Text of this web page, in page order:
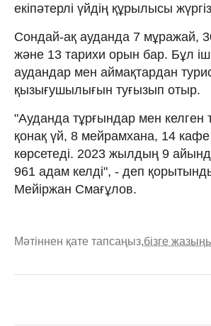
екіпәтерлі үйдің құрылысы
Сондай-ақ ауданда 7 мұражай,
және 13 тарихи орын бар. Бұл
аудандар мен аймақтардан
қызығушылығын туғызып отыр.
"Ауданда тұрғындар мен келген
қонақ үй, 8 мейрамхана, 14
көрсетеді. 2023 жылдың 9
961 адам келді", - деп
Мейіржан Смағұлов.
Мәтіннен қате тапсаңыз,бізге